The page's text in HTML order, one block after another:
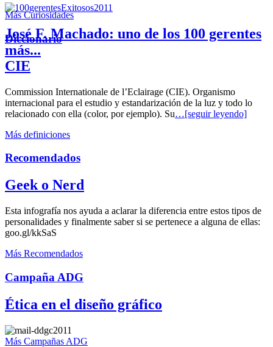
José F. Machado: uno de los 100 gerentes
más...
Más Curiosidades
Diccionario
CIE
Commission Internationale de l’Eclairage (CIE). Organismo
internacional para el estudio y estandarización de la luz y todo lo
relacionado con ella (color, por ejemplo). Su…[seguir leyendo]
Más definiciones
Recomendados
Geek o Nerd
Esta infografía nos ayuda a aclarar la diferencia entre estos tipos de
personalidades y finalmente saber si se pertenece a alguna de ellas:
goo.gl/kkSaS
Más Recomendados
Campaña ADG
Ética en el diseño gráfico
Más Campañas ADG